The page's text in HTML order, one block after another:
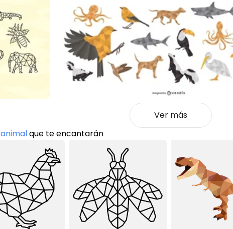
Ver más
animalque te encantarán